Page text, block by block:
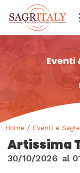
Eventi
Home / Eventi e Sagre
Artissima
30/10/2026 al